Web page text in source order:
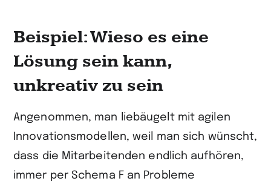
Beispiel: Wieso es eine
Lösung sein kann,
unkreativ zu sein
Angenommen, man liebäugelt mit agilen
Innovationsmodellen, weil man sich wünscht,
dass die Mitarbeitenden endlich aufhören,
immer per Schema F an Probleme